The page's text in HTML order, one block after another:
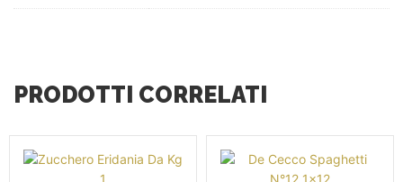
PRODOTTI CORRELATI